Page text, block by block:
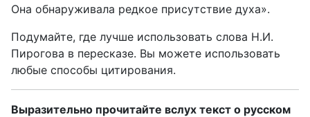
Она обнаруживала редкое присутствие духа».
Подумайте, где лучше использовать слова Н.И.
Пирогова в пересказе. Вы можете использовать
любые способы цитирования.
Выразительно прочитайте вслух текст о русском